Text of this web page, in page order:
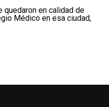
quedaron en calidad de
Médico en esa ciudad,